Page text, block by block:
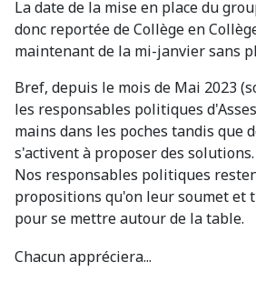
La date de la mise en place du
donc reportée de Collège en
maintenant de la mi-janvier sans
Bref, depuis le mois de Mai 2023
les responsables politiques
mains dans les poches tandis que
s'activent à proposer des solutions.
Nos responsables politiques
propositions qu'on leur soumet et
pour se mettre autour de la table.
Chacun appréciera...